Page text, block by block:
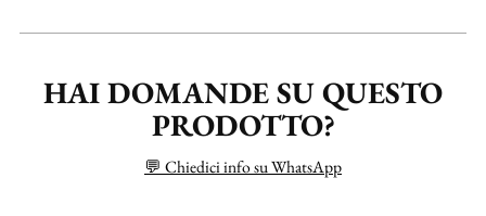
HAI DOMANDE SU QUESTO
PRODOTTO?
💬 Chiedici info su WhatsApp